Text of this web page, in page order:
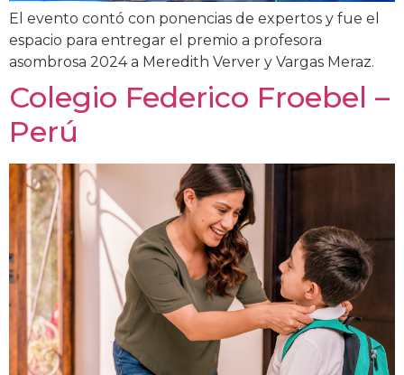
El evento contó con ponencias de expertos y fue el
espacio para entregar el premio a profesora
asombrosa 2024 a Meredith Verver y Vargas Meraz.
Colegio Federico Froebel –
Perú